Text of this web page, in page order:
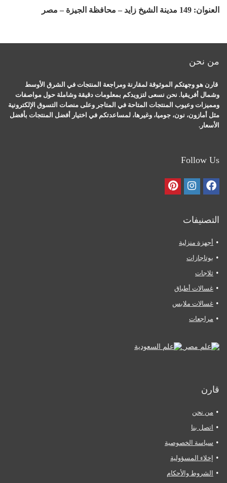
العنوان: 149 مدينة الشيخ زايد – محافظة الجيزة – مصر
من نحن
قارن هو وجهتكم الموثوقة لمقارنة ومراجعة المنتجات في الشرق الأوسط
وشمال أفريقيا. نحن نسعى لتزويدكم بمعلومات دقيقة وشاملة حول مواصفات
ومميزات وعيوب المنتجات المتاحة في المتاجر وعلى منصات التسوق الإلكترونية
مثل أمازون، نون، جوميا، وغيرها، لمساعدتكم في اختيار أفضل المنتجات بأفضل
الأسعار.
Follow Us
التصنيفات
أجهزة منزلية
بوتاجازات
ثلاجات
غسالات أطباق
غسالات ملابس
مراجعات
قارن
من نحن
اتصل بنا
سياسة الخصوصية
إخلاء المسؤولية
الشروط والأحكام